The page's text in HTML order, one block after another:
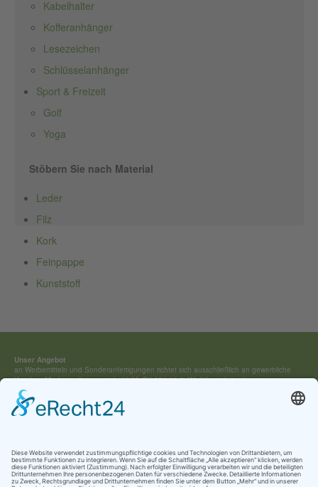
Kabelhalter
Kofferanhänger
Lesezeichen
Schlüsselanhänger
Sport & Freizeit
Golf
Yoga
Stöbern Sie nach Material
Leder
Filz
Kork
Feinpappe
Kunststoff
Unser Angebot
an Werbemitteln und Sonderan­fertigungen richtet sich ausschließ­lich an gewerbliche
Kunden. Mindestauftragswert (exkl. MwSt) 250,00 €. Wir führen keine Lagerware,
sondern fertigen jedes Werbemittel individuell für Sie an.
Kontakt:
Tel.: +49 (0) 4154 / 7 95 40-0
Erfahren Sie mehr überunsere Geschichteals traditionsreiches Familienunternehmen
und lernen Sieunsere WerteundKatalogekennen.
Kontakt